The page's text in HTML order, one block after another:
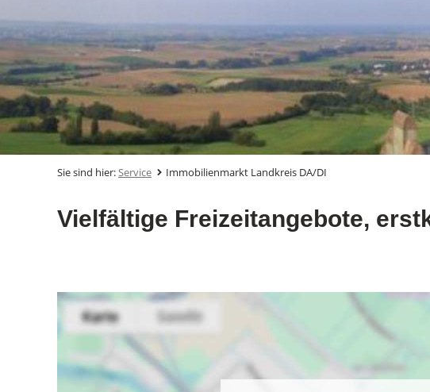
Sie sind hier:Service Immobilienmarkt Landkreis DA/DI
Vielfältige Freizeitangebote,